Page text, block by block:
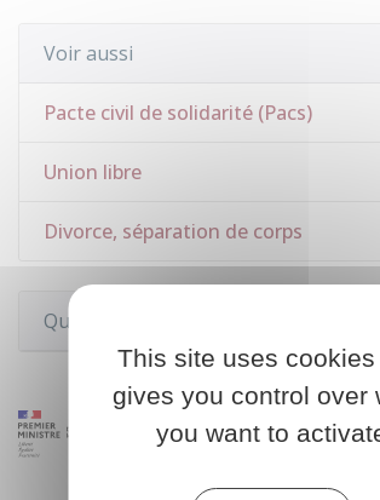
Voir aussi
Pacte civil de solidarité (Pacs)
Union libre
Divorce, séparation de corps
Questions ? Réponses !
This site uses cookies
gives you control over
you want to